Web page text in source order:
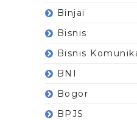
Binjai
Bisnis
Bisnis
BNI
Bogor
BPJS